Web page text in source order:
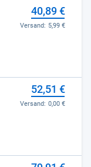
40,89 €
Versand: 5,99 €
52,51 €
Versand: 0,00 €